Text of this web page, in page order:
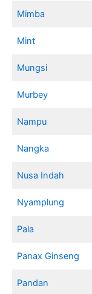
Mimba
Mint
Mungsi
Murbey
Nampu
Nangka
Nusa Indah
Nyamplung
Pala
Panax Ginseng
Pandan